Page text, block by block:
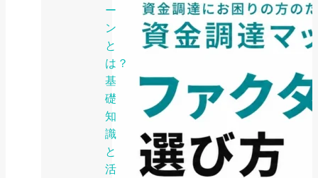
ー
ン
と
は？
基
礎
知
識
と
活